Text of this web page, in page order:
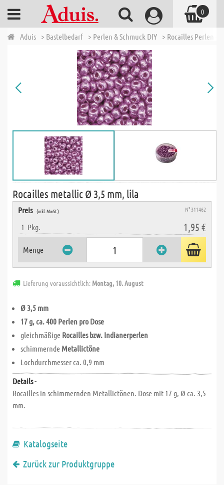
Aduis > Bastelbedarf > Perlen & Schmuck DIY > Rocailles Perlen -
Rocailles metallic Ø 3,5 mm, lila
Preis (inkl. MwSt.) N° 311462
1 Pkg. 1,95 €
Menge
Lieferung voraussichtlich: Montag, 10. August
Ø 3,5 mm
17 g, ca. 400 Perlen pro Dose
gleichmäßige Rocailles bzw. Indianerperlen
schimmernde Metallictöne
Lochdurchmesser ca. 0,9 mm
Details -
Rocailles in schimmernden Metallictönen. Dose mit 17 g, Ø ca. 3,5
mm.
Katalogseite
Zurück zur Produktgruppe
0